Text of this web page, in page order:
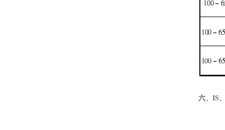
六、IS